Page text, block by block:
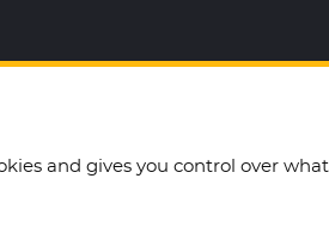
and gives you control over